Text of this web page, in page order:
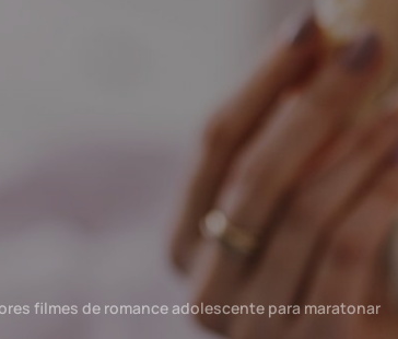
filmes de romance adolescente para maratonar